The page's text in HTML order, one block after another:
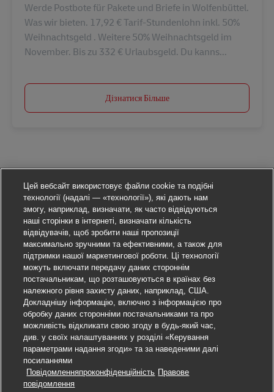
Подати заявку
Werde Postbote für Pakete und Briefe in Wolfenbüttel.
Was wir bieten. 17,92 € Tarif-Stundenlohn inkl. 50%
Weihnachtsgeld . Weitere 50% Weihnachtsgeld im
November. Bis zu 332 € Urlaubsgeld. Du kanns...
Дізнатися Більше
Цей вебсайт використовує файли cookie та подібні
технології (надалі — «технології»), які дають нам
змогу, наприклад, визначати, як часто відвідуються
наші сторінки в інтернеті, визначати кількість
відвідувачів, щоб зробити наші пропозиції
максимально зручними та ефективними, а також для
підтримки нашої маркетингової роботи. Ці технології
можуть включати передачу даних стороннім
постачальникам, що розташовуються в країнах без
належного рівня захисту даних, наприклад, США.
Докладнішу інформацію, включно з інформацією про
обробку даних сторонніми постачальниками та про
можливість відкликати свою згоду в будь-який час,
див. у своїх налаштуваннях у розділі «Керування
параметрами надання згоди» та за наведеними далі
посиланнями
Повідомленняпроконфіденційність Правове
повідомлення